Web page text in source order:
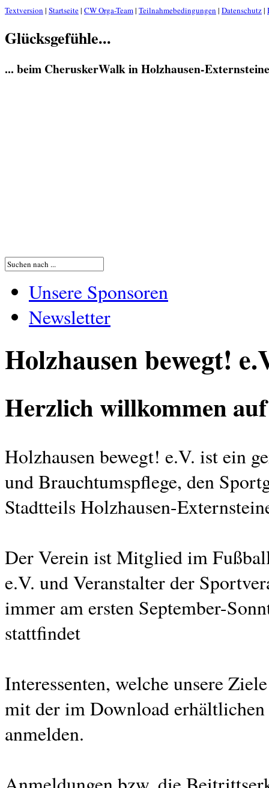
Textversion | Startseite| CW Orga-Team| Teilnahmebedingungen | Datenschutz|
Glücksgefühle...
... beim CheruskerWalk in Holzhausen-Externsteine
Unsere Sponsoren
Newsletter
Holzhausen bewegt!
Herzlich willkommen
Holzhausen bewegt! e.V. ist ein
und Brauchtumspflege, den
Stadtteils Holzhausen-
Der Verein ist Mitglied im
e.V. und Veranstalter der
immer am ersten September-
stattfindet
Interessenten, welche unsere
mit der im Download
anmelden.